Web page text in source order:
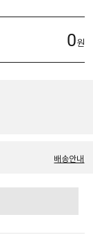
0원
배송안내